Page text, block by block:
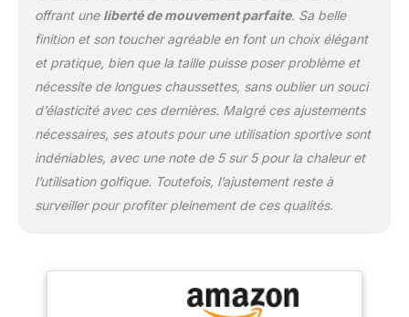
offrant une liberté de mouvement parfaite. Sa belle
finition et son toucher agréable en font un choix élégant
et pratique, bien que la taille puisse poser problème et
nécessite de longues chaussettes, sans oublier un souci
d’élasticité avec ces dernières. Malgré ces ajustements
nécessaires, ses atouts pour une utilisation sportive sont
indéniables, avec une note de 5 sur 5 pour la chaleur et
l’utilisation golfique. Toutefois, l’ajustement reste à
surveiller pour profiter pleinement de ces qualités.